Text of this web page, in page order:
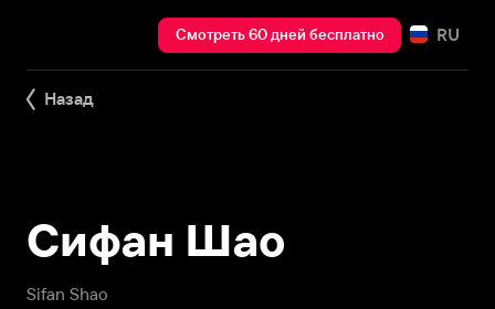
Смотреть 60 дней бесплатно RU
Назад
Sifan Shao
Сифан Шао